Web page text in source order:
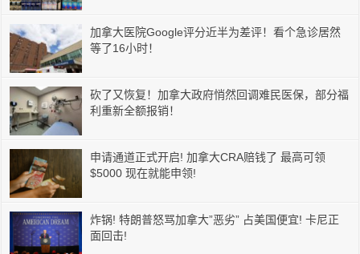
加拿大医院Google评分近半为差评！看个急诊居然
等了16小时！
砍了又恢复！加拿大政府悄然回调难民医保，部分福
利重新全额报销！
申请通道正式开启! 加拿大CRA赔钱了 最高可领
$5000 现在就能申领!
炸锅! 特朗普怒骂加拿大”恶劣” 占美国便宜! 卡尼正
面回击!